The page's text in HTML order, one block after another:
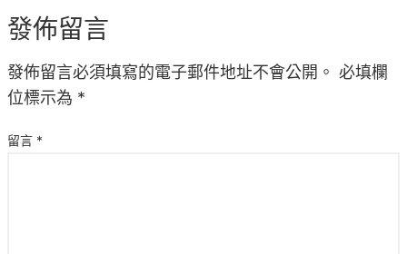
發佈留言
發佈留言必須填寫的電子郵件地址不會公開。 必填欄
位標示為 *
留言 *